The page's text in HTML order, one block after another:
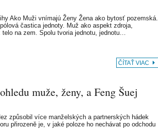
Ako Muži vnímajú Ženy Žena ako bytosť pozemská.
častica jednoty. Muž ako aspekt zdroja,
telo na zem. Spolu tvoria jednotu, jednotu…
ČÍTAŤ VIAC
muže, ženy, a Feng Šuej
způsobil více manželských a partnerských hádek
přirozeně je, v jaké poloze ho nechávat po odchodu